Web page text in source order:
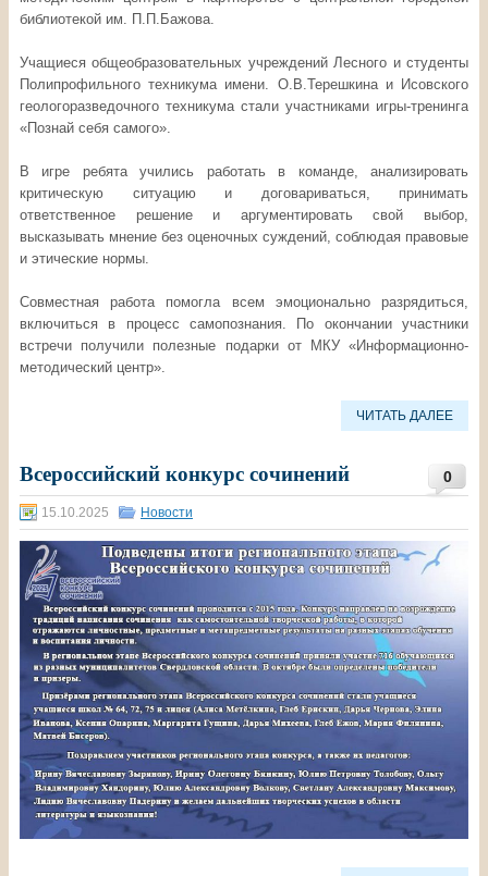
библиотекой им. П.П.Бажова.
Учащиеся общеобразовательных учреждений Лесного и студенты
Полипрофильного техникума имени. О.В.Терешкина и Исовского
геологоразведочного техникума стали участниками игры-тренинга
«Познай себя самого».
В игре ребята учились работать в команде, анализировать
критическую ситуацию и договариваться, принимать
ответственное решение и аргументировать свой выбор,
высказывать мнение без оценочных суждений, соблюдая правовые
и этические нормы.
Совместная работа помогла всем эмоционально разрядиться,
включиться в процесс самопознания. По окончании участники
встречи получили полезные подарки от МКУ «Информационно-
методический центр».
ЧИТАТЬ ДАЛЕЕ
0
Всероссийский конкурс сочинений
15.10.2025 Новости